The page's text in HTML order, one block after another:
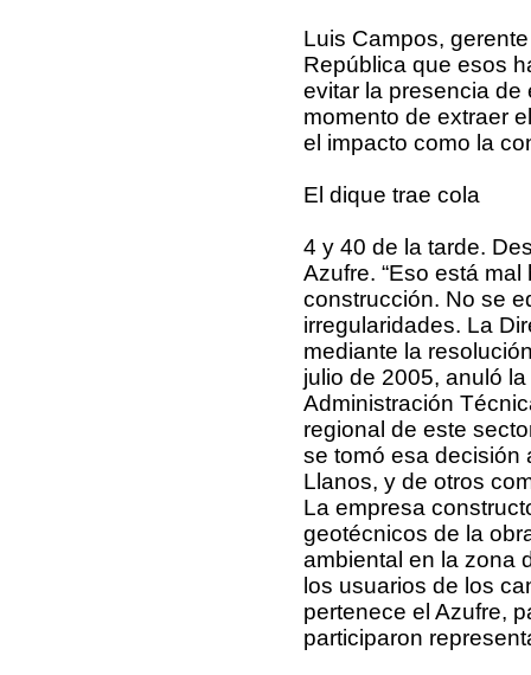
Luis Campos,
República que esos
evitar la presencia de
momento de extraer
el impacto como la
El dique trae cola
4 y 40 de la tarde.
Azufre. “Eso está
construcción. No se
irregularidades. La
mediante la
julio de 2005, anuló
Administración
regional de este
se tomó esa decisión
Llanos, y de otros
La empresa
geotécnicos de la
ambiental en la zona
los usuarios de los
pertenece el Azufre,
participaron